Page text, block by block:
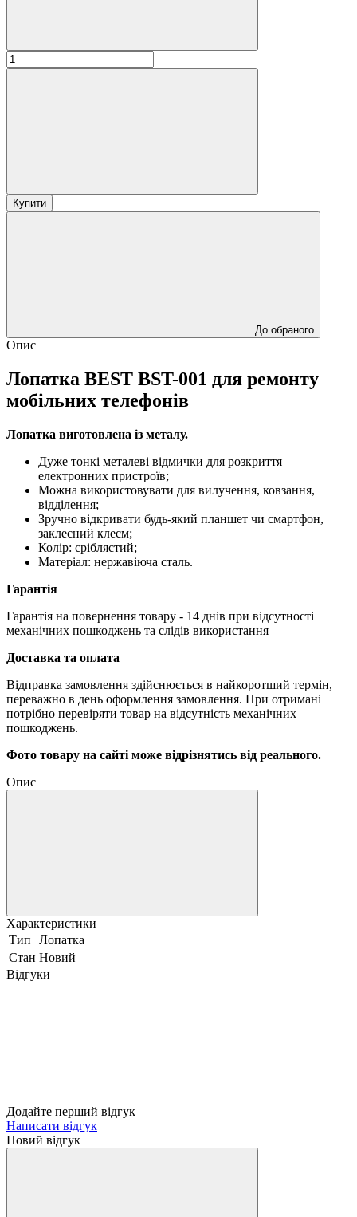
Купити
До обраного
Опис
Лопатка BEST BST-001 для ремонту
мобільних телефонів
Лопатка виготовлена із металу.
Дуже тонкі металеві відмички для розкриття
електронних пристроїв;
Можна використовувати для вилучення, ковзання,
відділення;
Зручно відкривати будь-який планшет чи смартфон,
заклеєний клеєм;
Колір: сріблястий;
Матеріал: нержавіюча сталь.
Гарантія
Гарантія на повернення товару - 14 днів при відсутності
механічних пошкоджень та слідів використання
Доставка та оплата
Відправка замовлення здійснюється в найкоротший термін,
переважно в день оформлення замовлення. При отримані
потрібно перевіряти товар на відсутність механічних
пошкоджень.
Фото товару на сайті може відрізнятись від реального.
Опис
Характеристики
Тип
Лопатка
Стан Новий
Відгуки
Додайте перший відгук
Написати відгук
Новий відгук